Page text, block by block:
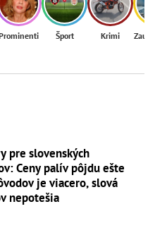
Šport Krimi
pre slovenských
Ceny palív pôjdu ešte
je viacero, slová
nepotešia